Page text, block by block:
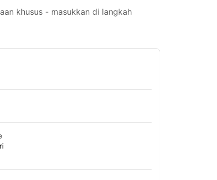
khusus - masukkan di langkah